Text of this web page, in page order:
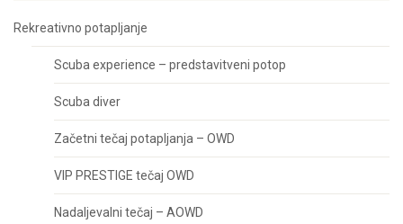
Rekreativno potapljanje
Scuba experience – predstavitveni potop
Scuba diver
Začetni tečaj potapljanja – OWD
VIP PRESTIGE tečaj OWD
Nadaljevalni tečaj – AOWD